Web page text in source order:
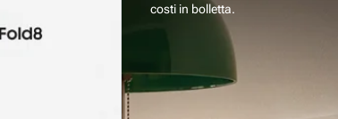
costi in bolletta.